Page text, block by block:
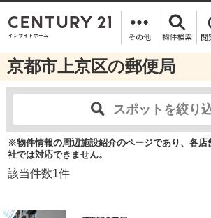
京都市上京区の郵便局
スポットを絞り
※物件情報の周辺施設紹介のページであり、各店
社では対応できません。
該当件数1件